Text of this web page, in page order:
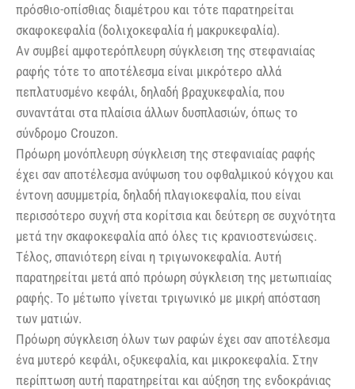
πρόσθιο-οπίσθιας διαμέτρου και τότε παρατηρείται
σκαφοκεφαλία (δολιχοκεφαλία ή μακρυκεφαλία).
Αν συμβεί αμφοτερόπλευρη σύγκλειση της στεφανιαίας
ραφής τότε το αποτέλεσμα είναι μικρότερο αλλά
πεπλατυσμένο κεφάλι, δηλαδή βραχυκεφαλία, που
συναντάται στα πλαίσια άλλων δυσπλασιών, όπως το
σύνδρομο Crouzon.
Πρόωρη μονόπλευρη σύγκλειση της στεφανιαίας ραφής
έχει σαν αποτέλεσμα ανύψωση του οφθαλμικού κόγχου και
έντονη ασυμμετρία, δηλαδή πλαγιοκεφαλία, που είναι
περισσότερο συχνή στα κορίτσια και δεύτερη σε συχνότητα
μετά την σκαφοκεφαλία από όλες τις κρανιοστενώσεις.
Τέλος, σπανιότερη είναι η τριγωνοκεφαλία. Αυτή
παρατηρείται μετά από πρόωρη σύγκλειση της μετωπιαίας
ραφής. Το μέτωπο γίνεται τριγωνικό με μικρή απόσταση
των ματιών.
Πρόωρη σύγκλειση όλων των ραφών έχει σαν αποτέλεσμα
ένα μυτερό κεφάλι, οξυκεφαλία, και μικροκεφαλία. Στην
περίπτωση αυτή παρατηρείται και αύξηση της ενδοκράνιας